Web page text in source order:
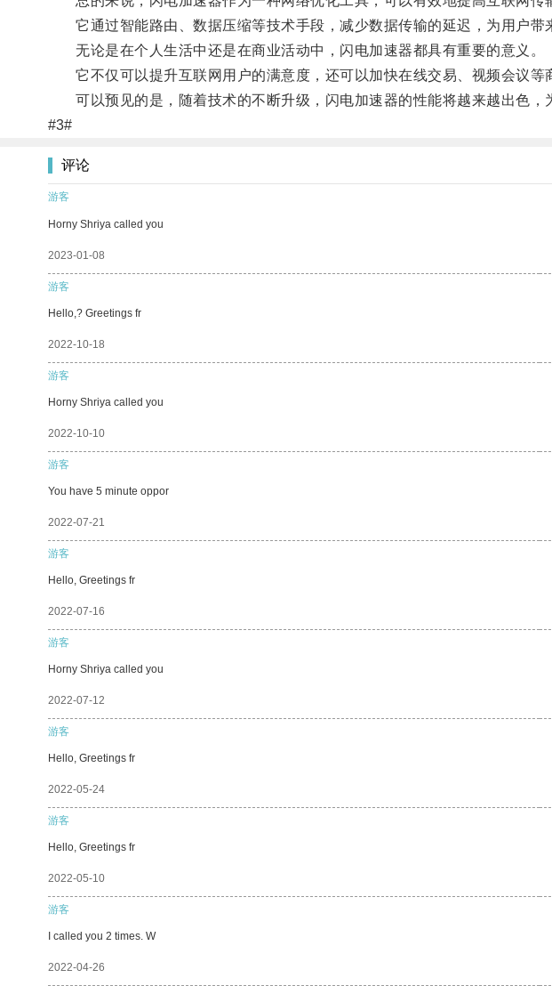
它通过智能路由、数据压缩等技术手段，减少数据传输的延迟，为用户带
无论是在个人生活中还是在商业活动中，闪电加速器都具有重要的意义。
它不仅可以提升互联网用户的满意度，还可以加快在线交易、视频会议等
可以预见的是，随着技术的不断升级，闪电加速器的性能将越来越出色，
#3#
评论
游客
Horny Shriya called you
2023-01-08
游客
Hello,? Greetings fr
2022-10-18
游客
Horny Shriya called you
2022-10-10
游客
You have 5 minute oppor
2022-07-21
游客
Hello, Greetings fr
2022-07-16
游客
Horny Shriya called you
2022-07-12
游客
Hello, Greetings fr
2022-05-24
游客
Hello, Greetings fr
2022-05-10
游客
I called you 2 times. W
2022-04-26